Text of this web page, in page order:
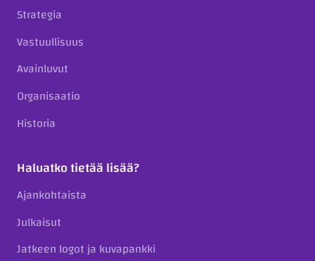
Strategia
Vastuullisuus
Avainluvut
Organisaatio
Historia
Haluatko tietää lisää?
Ajankohtaista
Julkaisut
Jatkeen logot ja kuvapankki